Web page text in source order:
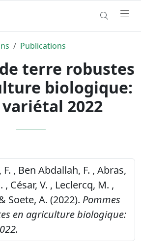
Publications
terre robustes
biologique:
variétal 2022
, Ben Abdallah, F. , Abras,
César, V. , Leclercq, M. ,
Soete, A. (2022). Pommes
en agriculture biologique: